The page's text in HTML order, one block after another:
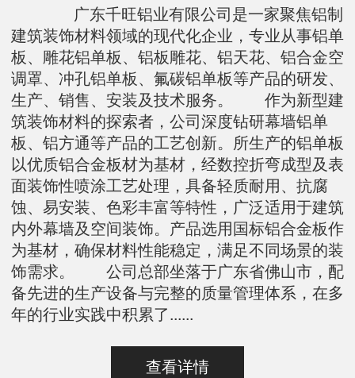
广东千旺铝业有限公司是一家聚焦铝制
建筑装饰材料领域的现代化企业，专业从事铝单
板、雕花铝单板、铝板雕花、铝天花、铝合金空
调罩、冲孔铝单板、氟碳铝单板等产品的研发、
生产、销售、安装及技术服务。 作为新型建
筑装饰材料的探索者，公司深度钻研幕墙铝单
板、铝方通等产品的工艺创新。所生产的铝单板
以优质铝合金板材为基材，经数控折弯成型及表
面装饰性喷涂工艺处理，具备轻质耐用、抗腐
蚀、易安装、色彩丰富等特性，广泛适用于建筑
内外幕墙及空间装饰。产品选用国标铝合金板作
为基材，确保材料性能稳定，满足不同场景的装
饰需求。 公司总部坐落于广东省佛山市，配
备先进的生产设备与完整的质量管理体系，在多
年的行业实践中积累了......
查看详情